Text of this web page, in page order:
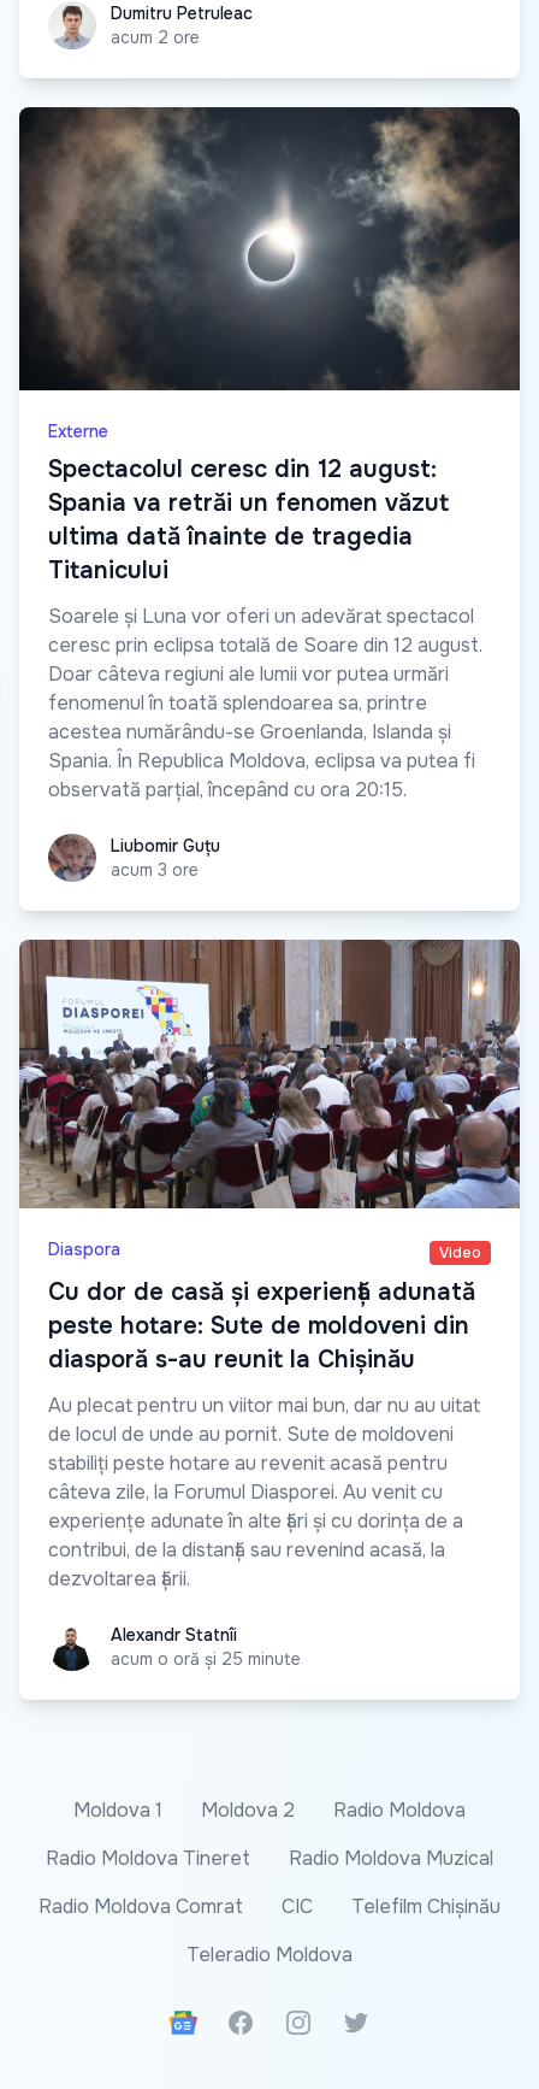
Dumitru Petruleac
Dumitru Petruleac
acum 2 ore
Externe
Spectacolul ceresc din 12 august:
Spania va retrăi un fenomen văzut
ultima dată înainte de tragedia
Titanicului
Soarele și Luna vor oferi un adevărat spectacol
ceresc prin eclipsa totală de Soare din 12 august.
Doar câteva regiuni ale lumii vor putea urmări
fenomenul în toată splendoarea sa, printre
acestea numărându-se Groenlanda, Islanda și
Spania. În Republica Moldova, eclipsa va putea fi
observată parțial, începând cu ora 20:15.
Liubomir Guțu
Liubomir Guțu
acum 3 ore
Diaspora Video
Cu dor de casă și experiență adunată
peste hotare: Sute de moldoveni din
diasporă s-au reunit la Chișinău
Au plecat pentru un viitor mai bun, dar nu au uitat
de locul de unde au pornit. Sute de moldoveni
stabiliți peste hotare au revenit acasă pentru
câteva zile, la Forumul Diasporei. Au venit cu
experiențe adunate în alte țări și cu dorința de a
contribui, de la distanță sau revenind acasă, la
dezvoltarea țării.
Alexandr Statnîi
Alexandr Statnîi
acum o oră și 25 minute
Moldova 1 Moldova 2
Radio Moldova
Radio Moldova Tineret
Radio Moldova Muzical
Radio Moldova Comrat
CIC
Telefilm Chișinău
Teleradio Moldova
Google News
FacebookInstagramTwitter